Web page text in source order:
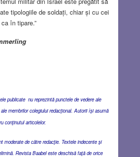
tipologiile de soldați, chiar și cu cei
în tipare.”
publicate nu reprezintă punctele de vedere ale
membrilor colegiului redacţional. Autorii îşi asumă
conţinutul articolelor.
moderate de către redacţie. Textele indecente şi
Revista Baabel este deschisă faţă de orice